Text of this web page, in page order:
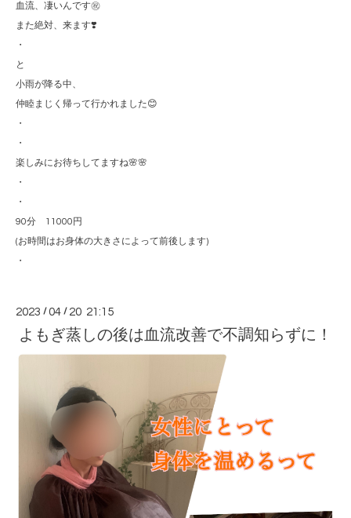
血流、凄いんです㊗️
また絶対、来ます❣️
・
と
小雨が降る中、
仲睦まじく帰って行かれました😊
・
・
楽しみにお待ちしてますね🌸🌸
・
・
90分 11000円
(お時間はお身体の大きさによって前後します)
・
2023 /04 / 20 21:15
よもぎ蒸しの後は血流改善で不調知らずに！